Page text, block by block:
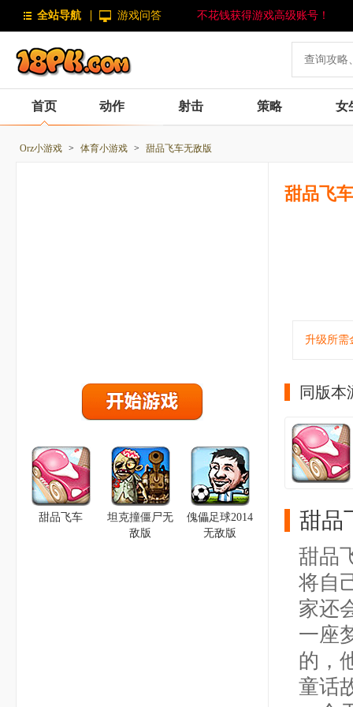
全站导航 游戏问答 不花钱获得游戏高级账号！
首页 动作 射击 策略 女
Orz小游戏 > 体育小游戏 > 甜品飞车无敌版
甜品飞车
坦克撞僵尸无
敌版
傀儡足球2014
无敌版
甜品飞
升级所需
同版本
甜品
甜品
将自
家还
一座
的，
童话